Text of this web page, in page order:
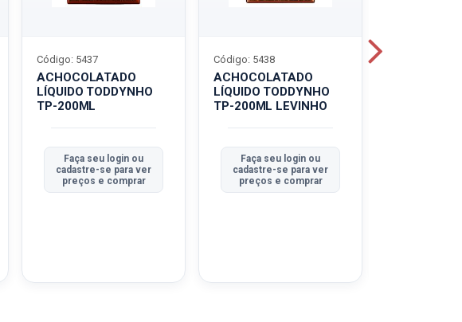
ACHOCOLATADO
LÍQUIDO TODDYNHO
TP-200ML
Código: 5437
Faça seu login ou
cadastre-se para ver
preços e comprar
ACHOCOLATADO
LÍQUIDO TODDYNHO
TP-200ML LEVINHO
Código: 5438
Faça seu login ou
cadastre-se para ver
preços e comprar